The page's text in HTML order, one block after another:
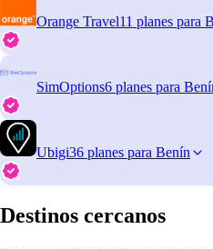
Orange Travel11 planes para
SimOptions6 planes para
Ubigi36 planes para Benín
Destinos cercanos